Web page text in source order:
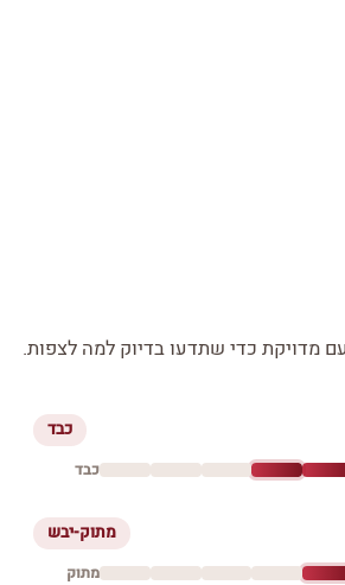
כדי שתדעו בדיוק למה לצפות.
כבד
כבד
מתוק-יבש
מתוק